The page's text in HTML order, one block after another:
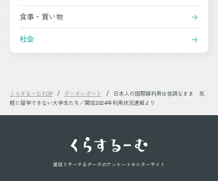
食事・買い物
社会
くらするーむTOP データレポート
日本人の国際線利用は低調なまま 気
軽に留学できない大学生たち／関空2024年利用状況速報より
産経リサーチ＆データのアンケートモニターサイト